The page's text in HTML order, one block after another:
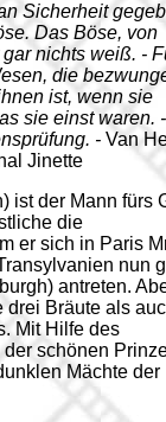
Sicherheit
Das Böse, von
nichts weiß. -
die
ist, wenn sie
sie einst waren.
- Van
Jinette
ist der Mann fürs
die
er sich in Paris
nun
antreten.
drei Bräute als
Mit Hilfe des
schönen
Mächte der